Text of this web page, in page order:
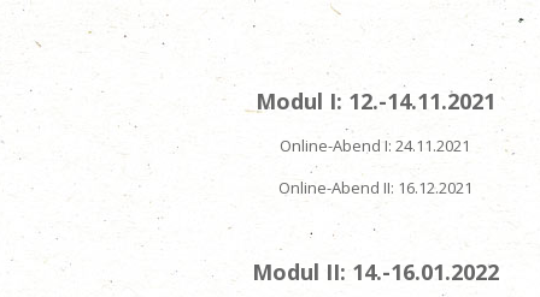
Modul I: 12.-14.11.2021
Online-Abend I: 24.11.2021
Online-Abend II: 16.12.2021
Modul II: 14.-16.01.2022